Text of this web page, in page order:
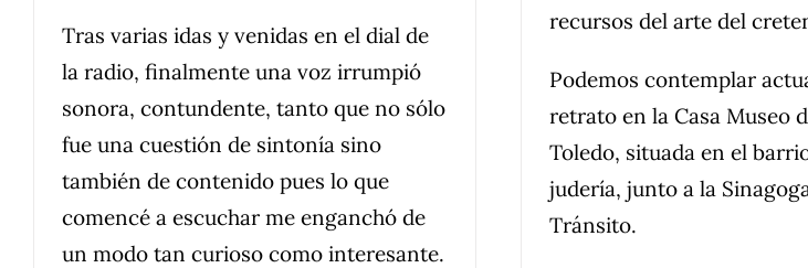
Tras varias idas y venidas en el dial de
la radio, finalmente una voz irrumpió
sonora, contundente, tanto que no sólo
fue una cuestión de sintonía sino
también de contenido pues lo que
comencé a escuchar me enganchó de
un modo tan curioso como interesante.
recursos del arte del
Podemos contemplar
retrato en la Casa Museo
Toledo, situada en el
judería, junto a la
Tránsito.